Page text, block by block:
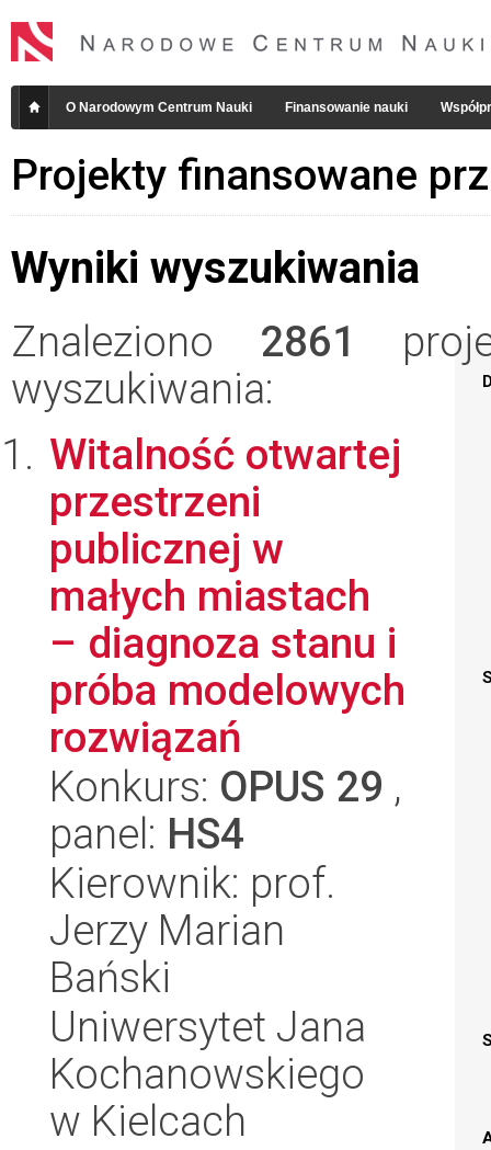
O Narodowym Centrum Nauki Finansowanie nauki
Projekty finansowane
Wyniki wyszukiwania
Znaleziono 2861
wyszukiwania:
Witalność otwartej
przestrzeni
publicznej w
małych miastach
– diagnoza stanu i
próba modelowych
rozwiązań
Konkurs: OPUS 29 ,
panel: HS4
Kierownik: prof.
Jerzy Marian
Bański
Uniwersytet Jana
Kochanowskiego
w Kielcach